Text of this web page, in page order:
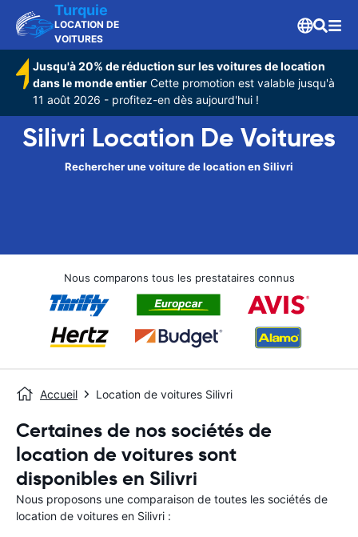
Turquie
LOCATION DE
VOITURES
Jusqu'à 20% de réduction sur les voitures de location
dans le monde entier Cette promotion est valable jusqu'à
11 août 2026 - profitez-en dès aujourd'hui !
Silivri Location De Voitures
Rechercher une voiture de location en Silivri
Nous comparons tous les prestataires connus
Accueil Location de voitures Silivri
Certaines de nos sociétés de
location de voitures sont
disponibles en Silivri
Nous proposons une comparaison de toutes les sociétés de
location de voitures en Silivri :